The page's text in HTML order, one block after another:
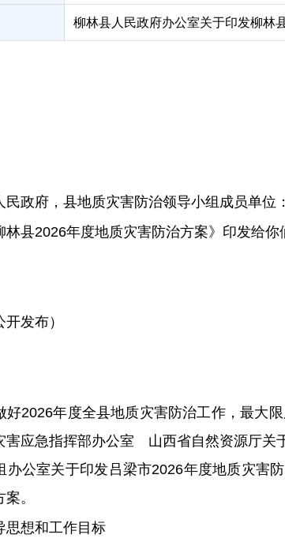
柳林县人民政府办公室关于印发柳林
民政府 ， 县地质灾害防治领导小组成员单位：
林县2026年度地质灾害防治方案》印发给你
开发布）
好2026年度全县地质灾害防治工作，最大
害应急指挥部办公室 山西省自然资源厅关
办公室关于印发吕梁市2026年度地质灾害
。
思想和工作目标